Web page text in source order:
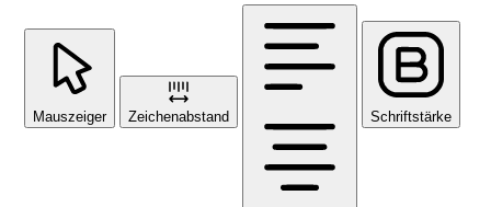
Mauszeiger Zeichenabstand Schriftstärke